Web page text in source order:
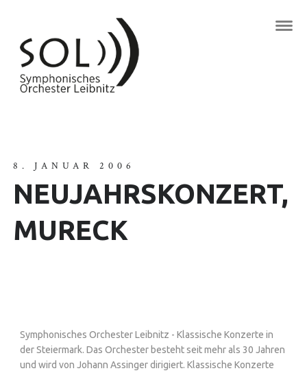
8. JANUAR 2006
NEUJAHRSKONZERT,
MURECK
Symphonisches Orchester Leibnitz - Klassische Konzerte in
der Steiermark. Das Orchester besteht seit mehr als 30 Jahren
und wird von Johann Assinger dirigiert. Klassische Konzerte